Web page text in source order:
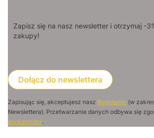
Zapisz się na nasz newsletter i otrzymaj -
zakupy!
Dołącz do newslettera
Zapisując się, akceptujesz nasz Regulamin (w
Newslettera). Przetwarzanie danych odbywa się
prywatności.